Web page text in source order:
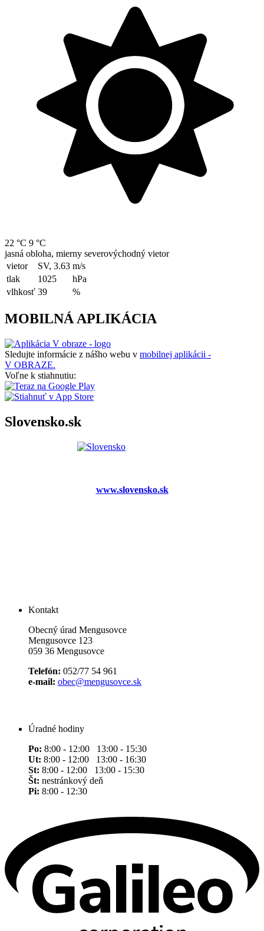
22 °C 9 °C
jasná obloha, mierny severovýchodný vietor
vietor
SV, 3.63 m/s
tlak
1025
hPa
vlhkosť 39 %
MOBILNÁ APLIKÁCIA
Sledujte informácie z nášho webu v mobilnej aplikácii -
V OBRAZE.
Voľne k stiahnutiu:
Slovensko.sk
www.slovensko.sk
Kontakt
Obecný úrad Mengusovce
Mengusovce 123
059 36 Mengusovce
Telefón: 052/77 54 961
e-mail: obec@mengusovce.sk
Úradné hodiny
Po: 8:00 - 12:00 13:00 - 15:30
Ut: 8:00 - 12:00 13:00 - 16:30
St: 8:00 - 12:00 13:00 - 15:30
Št: nestránkový deň
Pi: 8:00 - 12:30